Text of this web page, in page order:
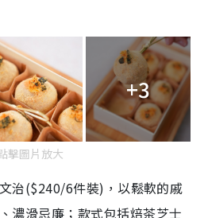
+3
擊圖片放大
治($240/6件裝)， 以鬆軟的戚
濃滑忌廉；款式包括焙茶芝士